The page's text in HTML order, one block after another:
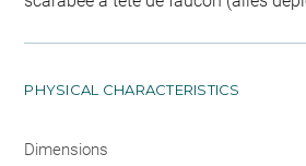
PHYSICAL CHARACTERISTICS
Dimensions